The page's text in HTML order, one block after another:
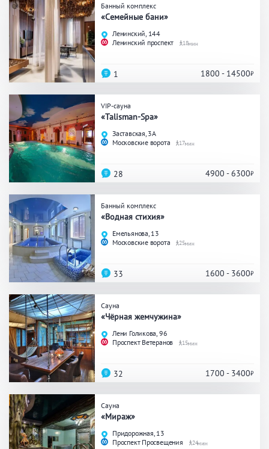
Массаж
Кедровая бочка
Парильщик/ банщик
СПА
Гидромассаж
Банный чан
Общие
Круглосуточно
Банный комплекс
Аква-зона
Джакузи
Бассейн
Бассейн на улице
Обливная кадушка
Развлечения
Бильярд
Караоке
Кальян
Кухня
Мангал/ барбекю
Со своей едой
Банный комплекс
«Семейные бани»
Ленинский, 144
Ленинский проспект
18
1800 - 14500
1
VIP-сауна
«Talisman-Spa»
Заставская, 3А
Московские ворота
17
4900 - 6300
28
Банный комплекс
«Водная стихия»
Емельянова, 13
Московские ворота
25
1600 - 3600
33
Сауна
«Чёрная жемчужина»
Лени Голикова, 96
Проспект Ветеранов
15
1700 - 3400
32
Сауна
«Мираж»
Придорожная, 13
Проспект Просвещения
24